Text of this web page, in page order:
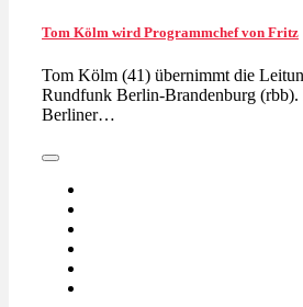
Tom Kölm wird Programmchef von Fritz
Tom Kölm (41) übernimmt die
Rundfunk Berlin-Brandenburg (rbb).
Berliner…